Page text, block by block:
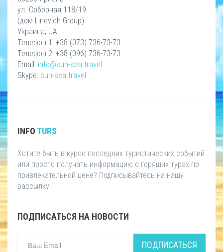
ул. Соборная 118/19
(дом Linevich Group)
Украина, UA
Телефон 1: +38 (073) 736-73-73
Телефон 2: +38 (096) 736-73-73
Email: info@sun-sea.travel
Skype: sun-sea.travel
INFO TURS
Хотите быть в курсе последних туристических событий
или просто получать информацию о горящих турах по
привлекательной цене? Подписывайтесь на нашу
рассылку.
ПОДПИСАТЬСЯ НА НОВОСТИ
ПОДПИСАТЬСЯ